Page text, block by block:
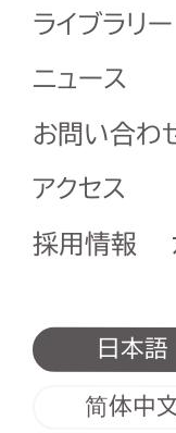
ライブラリー
ニュース
お問い合わ
アクセス
採用情報
日本語
简体中